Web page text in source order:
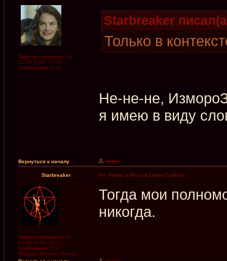
Зарегистрирован: Ср
20.09.2006, 07:38
Сообщения: 6781
Starbreaker
Только в
Не-не-не,
я имею в виду
Вернуться к началу
Starbreaker Re: Flame & Flood & Other Comforts
Зарегистрирован: Вс
12.09.2004, 00:24
Сообщения: 228
Откуда: Moscow, Russia
Тогда мои
никогда.